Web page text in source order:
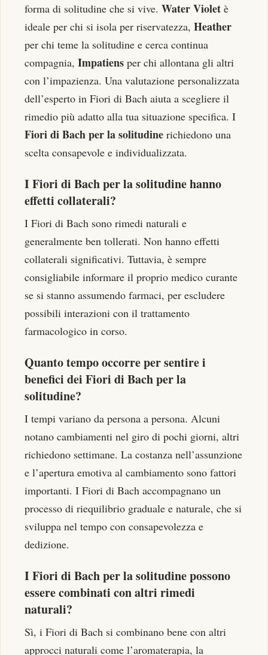
forma di solitudine che si vive. Water Violet è
ideale per chi si isola per riservatezza, Heather
per chi teme la solitudine e cerca continua
compagnia, Impatiens per chi allontana gli altri
con l’impazienza. Una valutazione personalizzata
dell’esperto in Fiori di Bach aiuta a scegliere il
rimedio più adatto alla tua situazione specifica. I
Fiori di Bach per la solitudine richiedono una
scelta consapevole e individualizzata.
I Fiori di Bach per la solitudine hanno
effetti collaterali?
I Fiori di Bach sono rimedi naturali e
generalmente ben tollerati. Non hanno effetti
collaterali significativi. Tuttavia, è sempre
consigliabile informare il proprio medico curante
se si stanno assumendo farmaci, per escludere
possibili interazioni con il trattamento
farmacologico in corso.
Quanto tempo occorre per sentire i
benefici dei Fiori di Bach per la
solitudine?
I tempi variano da persona a persona. Alcuni
notano cambiamenti nel giro di pochi giorni, altri
richiedono settimane. La costanza nell’assunzione
e l’apertura emotiva al cambiamento sono fattori
importanti. I Fiori di Bach accompagnano un
processo di riequilibrio graduale e naturale, che si
sviluppa nel tempo con consapevolezza e
dedizione.
I Fiori di Bach per la solitudine possono
essere combinati con altri rimedi
naturali?
Sì, i Fiori di Bach si combinano bene con altri
approcci naturali come l’aromaterapia, la